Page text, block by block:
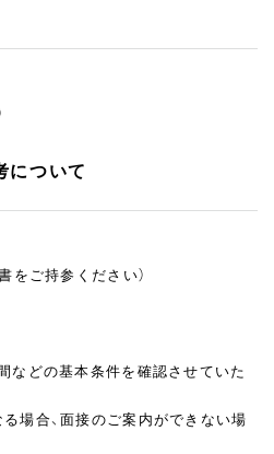
について
をご持参ください）
などの基本条件を確認させていた
場合、面接のご案内ができない場